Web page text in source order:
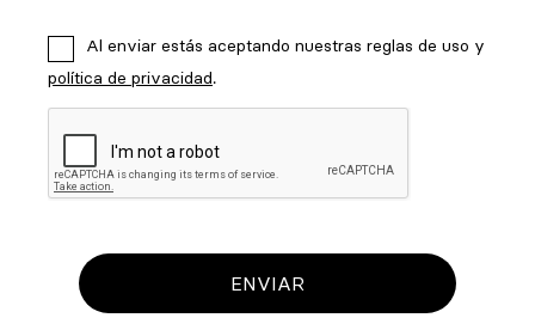
Al enviar estás aceptando nuestras reglas de uso y
política de privacidad.
ENVIAR